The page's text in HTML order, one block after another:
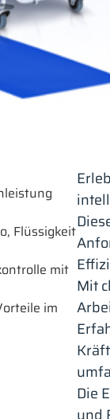
Flüssigkeit
mit
im
Mit
Die